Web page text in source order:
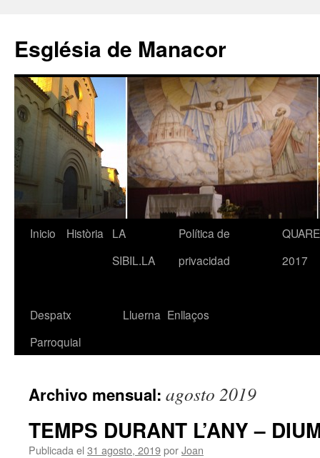
contenido
Església de Manacor
Inicio Història
LA
SIBIL.LA
Política de
privacidad
2017
Despatx
Parroquial
Lluerna Enllaços
Archivo mensual: agosto 2019
TEMPS DURANT L’ANY –
Publicada el 31 agosto, 2019porJoan